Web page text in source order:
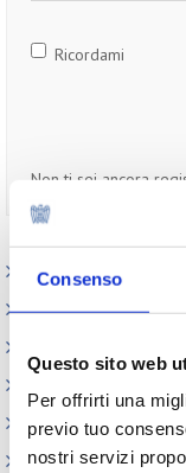
Consenso
Questo sito web
Per offrirti una
previo tuo
nostri servizi
Ricordami
Non ti sei ancora
Paesi
Iniziative
Memorandum of
Corsi di formazione